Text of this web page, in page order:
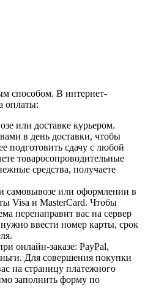
способом. В интернет-
оплаты:
или доставке курьером.
в день доставки, чтобы
подготовить сдачу с любой
товаросопроводительные
средства, получаете
самовывозе или оформлении в
Visa и MasterCard. Чтобы
перенаправит вас на сервер
ввести номер карты, срок
онлайн-заказе: PayPal,
Для совершения покупки
на страницу платежного
заполнить форму по